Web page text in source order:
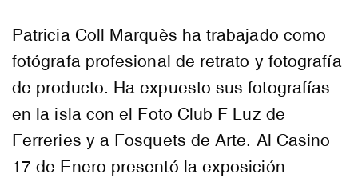
Patricia Coll Marquès ha trabajado como
fotógrafa profesional de retrato y fotografía
de producto. Ha expuesto sus fotografías
en la isla con el Foto Club F Luz de
Ferreries y a Fosquets de Arte. Al Casino
17 de Enero presentó la exposición